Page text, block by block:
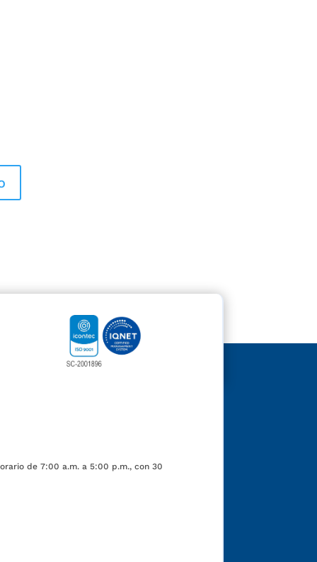
de 7:00 a.m. a 5:00 p.m., con 30